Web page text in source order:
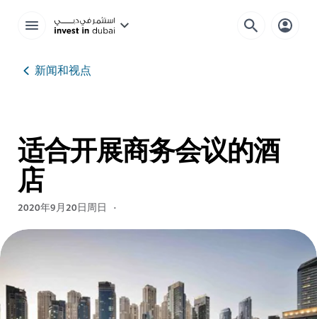
新闻和视点
适合开展商务会议的酒
店
2020年9月20日周日